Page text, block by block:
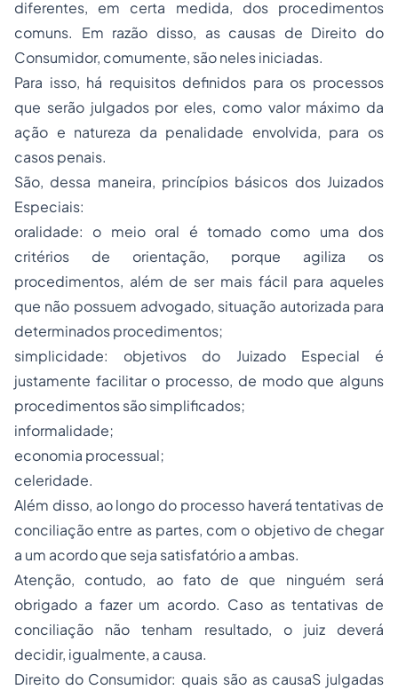
diferentes, em certa medida, dos procedimentos
comuns. Em razão disso, as causas de Direito do
Consumidor, comumente, são neles iniciadas.
Para isso, há requisitos definidos para os processos
que serão julgados por eles, como valor máximo da
ação e natureza da penalidade envolvida, para os
casos penais.
São, dessa maneira, princípios básicos dos Juizados
Especiais:
oralidade: o meio oral é tomado como uma dos
critérios de orientação, porque agiliza os
procedimentos, além de ser mais fácil para aqueles
que não possuem advogado, situação autorizada para
determinados procedimentos;
simplicidade: objetivos do Juizado Especial é
justamente facilitar o processo, de modo que alguns
procedimentos são simplificados;
informalidade;
economia processual;
celeridade.
Além disso, ao longo do processo haverá tentativas de
conciliação entre as partes, com o objetivo de chegar
a um acordo que seja satisfatório a ambas.
Atenção, contudo, ao fato de que ninguém será
obrigado a fazer um acordo. Caso as tentativas de
conciliação não tenham resultado, o juiz deverá
decidir, igualmente, a causa.
Direito do Consumidor: quais são as causaS julgadas